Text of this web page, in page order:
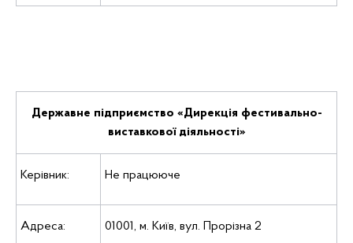
Державне підприємство «Дирекція фестивально-
виставкової діяльності»
Керiвник: Не працююче
Адреса: 01001, м. Київ, вул. Прорізна 2